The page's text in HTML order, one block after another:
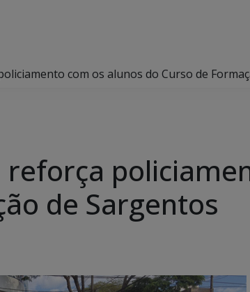
com os alunos do Curso de
reforça
de Sargentos